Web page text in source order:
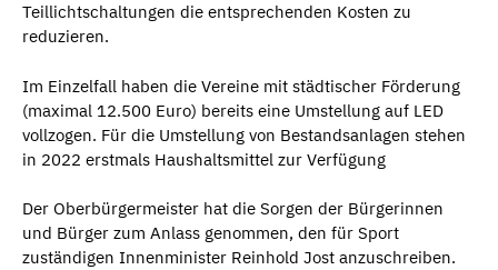
Teillichtschaltungen die entsprechenden Kosten zu
reduzieren.
Im Einzelfall haben die Vereine mit städtischer Förderung
(maximal 12.500 Euro) bereits eine Umstellung auf LED
vollzogen. Für die Umstellung von Bestandsanlagen stehen
in 2022 erstmals Haushaltsmittel zur Verfügung
Der Oberbürgermeister hat die Sorgen der Bürgerinnen
und Bürger zum Anlass genommen, den für Sport
zuständigen Innenminister Reinhold Jost anzuschreiben.